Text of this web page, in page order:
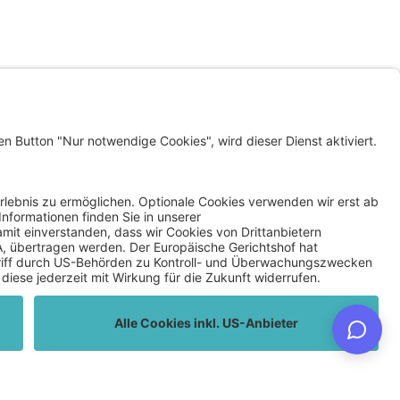
KLAGENFURT WOHNEN
INVEST IN KLAGENFURT
SMART CLIMATE LAB
Datenschutz Privatsphäre